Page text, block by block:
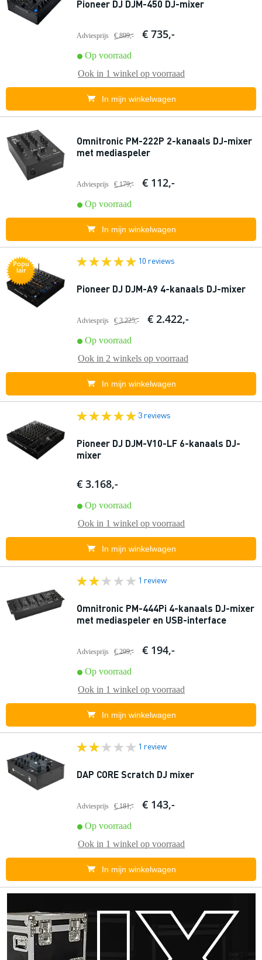
Pioneer DJ DJM-450 DJ-mixer
Adviesprijs € 899,- € 735,-
Op voorraad
Ook in 1 winkel op voorraad
In mijn winkelwagen
Omnitronic PM-222P 2-kanaals DJ-mixer
met mediaspeler
Adviesprijs € 179,- € 112,-
Op voorraad
In mijn winkelwagen
Popu
lair
10 reviews
Pioneer DJ DJM-A9 4-kanaals DJ-mixer
Adviesprijs € 3.225,- € 2.422,-
Op voorraad
Ook in 2 winkels op voorraad
In mijn winkelwagen
3 reviews
Pioneer DJ DJM-V10-LF 6-kanaals DJ-
mixer
€ 3.168,-
Op voorraad
Ook in 1 winkel op voorraad
In mijn winkelwagen
1 review
Omnitronic PM-444Pi 4-kanaals DJ-mixer
met mediaspeler en USB-interface
Adviesprijs € 299,- € 194,-
Op voorraad
Ook in 1 winkel op voorraad
In mijn winkelwagen
1 review
DAP CORE Scratch DJ mixer
Adviesprijs € 181,- € 143,-
Op voorraad
Ook in 1 winkel op voorraad
In mijn winkelwagen